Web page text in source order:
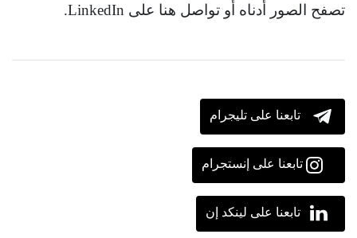
تصفح الصور أدناه أو تواصل هنا على LinkedIn.
تابعنا على تليجرام
تابعنا على إنستجرام
تابعنا على لينكد إن